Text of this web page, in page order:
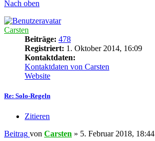
Nach oben
Carsten
Beiträge: 478
Registriert: 1. Oktober 2014, 16:09
Kontaktdaten:
Kontaktdaten von Carsten
Website
Re: Solo-Regeln
Zitieren
Beitrag von Carsten » 5. Februar 2018, 18:44